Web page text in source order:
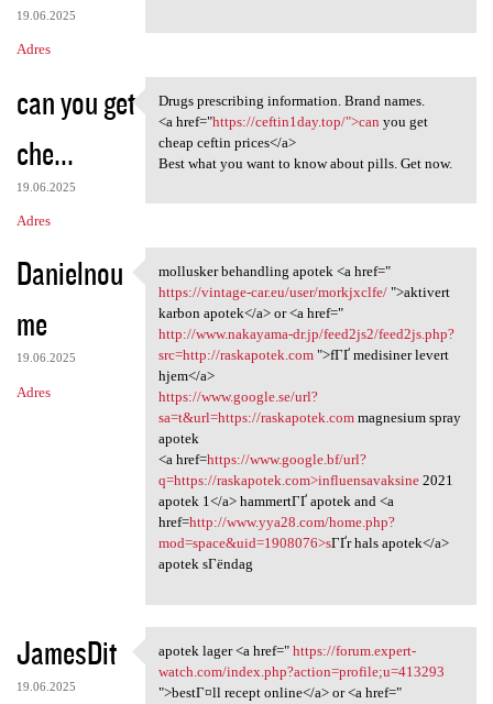
19.06.2025
Adres
can you get
che...
19.06.2025
Adres
Drugs prescribing information
Drugs prescribing information. Brand names.
<a href="https://ceftin1day.top/">can you get
cheap ceftin prices</a>
Best what you want to know about pills. Get now.
Danielnou
me
19.06.2025
Adres
mollusker behandling apotek
mollusker behandling apotek <a href="
https://vintage-car.eu/user/morkjxclfe/">aktivert
karbon apotek</a> or <a href="
http://www.nakayama-dr.jp/feed2js2/feed2js.php?
src=http://raskapotek.com">fГҐ medisiner levert
hjem</a>
https://www.google.se/url?
sa=t&url=https://raskapotek.commagnesium spray
apotek
<a href=https://www.google.bf/url?
q=https://raskapotek.com>influensavaksine2021
apotek 1</a> hammertГҐ apotek and <a
href=http://www.yya28.com/home.php?
mod=space&uid=1908076>sГҐr hals apotek</a>
apotek sГёndag
JamesDit
19.06.2025
apotek lager <a href=" https:
apotek lager <a href=" https://forum.expert-
watch.com/index.php?action=profile;u=413293
">bestГ¤ll recept online</a> or <a href="